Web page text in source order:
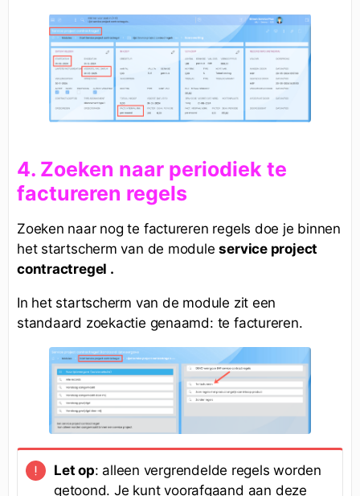
4. Zoeken naar periodiek te
factureren regels
Zoeken naar nog te factureren regels doe je binnen
het startscherm van de moduleservice project
contractregel .
In het startscherm van de module zit een
standaard zoekactie genaamd: te factureren.
Let op: alleen vergrendelde regels worden
getoond. Je kunt voorafgaand aan deze